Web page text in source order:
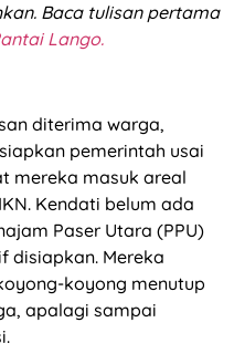
Baca tulisan pertama
Lango.
diterima warga,
pemerintah usai
mereka masuk areal
Kendati belum ada
Paser Utara (PPU)
disiapkan. Mereka
koyong menutup
apalagi sampai